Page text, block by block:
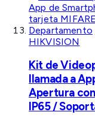
HIKVISION
Kit de
llamada a
Apertura
IP65 /